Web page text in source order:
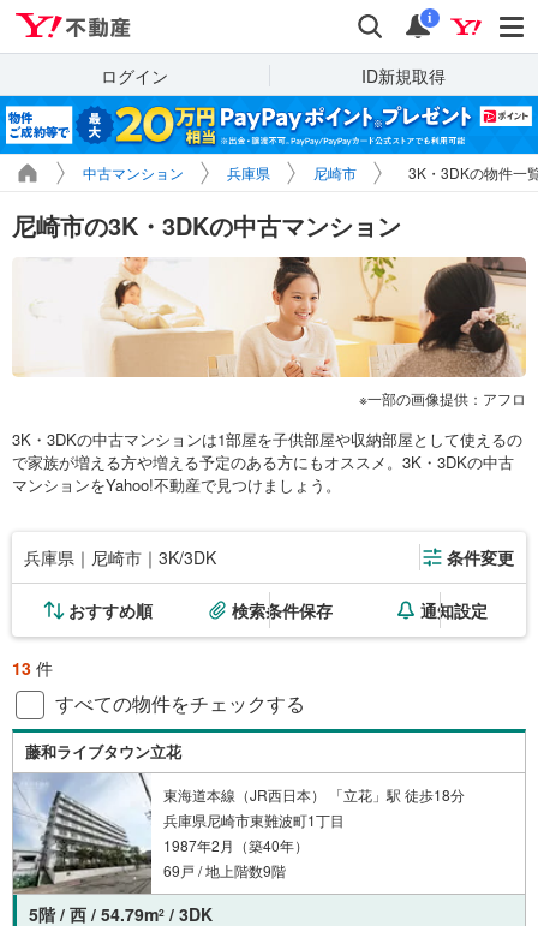
検索 通知
i
ログイン ID新規取得
中古マンション 兵庫県 尼崎市 3K・3DKの物件一
尼崎市の3K・3DKの中古マンション
一部の画像提供：アフロ
3K・3DKの中古マンションは1部屋を子供部屋や収納部屋として使えるの
で家族が増える方や増える予定のある方にもオススメ。3K・3DKの中古
マンションをYahoo!不動産で見つけましょう。
兵庫県｜尼崎市｜3K/3DK 条件変更
おすすめ順 検索条件保存 通知設定
13 件
すべての物件をチェックする
藤和ライブタウン立花
東海道本線（JR西日本） 「立花」駅 徒歩18分
兵庫県尼崎市東難波町1丁目
1987年2月（築40年）
69戸 / 地上階数9階
5階 / 西 / 54.79m2 / 3DK